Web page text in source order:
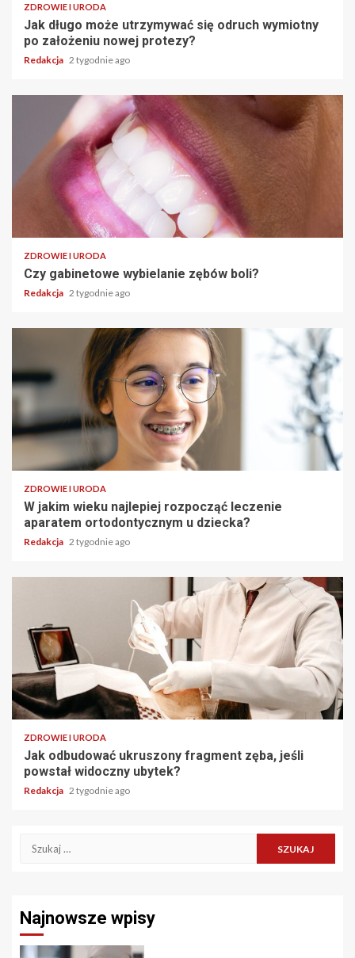
ZDROWIE I URODA
Jak długo może utrzymywać się odruch wymiotny
po założeniu nowej protezy?
Redakcja 2 tygodnie ago
ZDROWIE I URODA
Czy gabinetowe wybielanie zębów boli?
Redakcja 2 tygodnie ago
ZDROWIE I URODA
W jakim wieku najlepiej rozpocząć leczenie
aparatem ortodontycznym u dziecka?
Redakcja 2 tygodnie ago
ZDROWIE I URODA
Jak odbudować ukruszony fragment zęba, jeśli
powstał widoczny ubytek?
Redakcja 2 tygodnie ago
Szukaj:
Najnowsze wpisy